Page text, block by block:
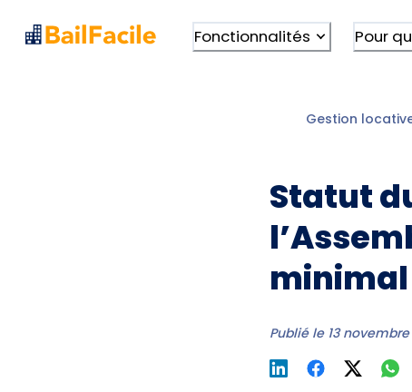
Fonctionnalités Pour
Gestion
Statut
Publié le 13